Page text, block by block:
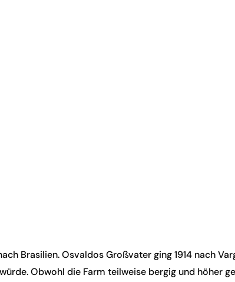
Brasilien. Osvaldos Großvater ging 1914 nach
Obwohl die Farm teilweise bergig und höher